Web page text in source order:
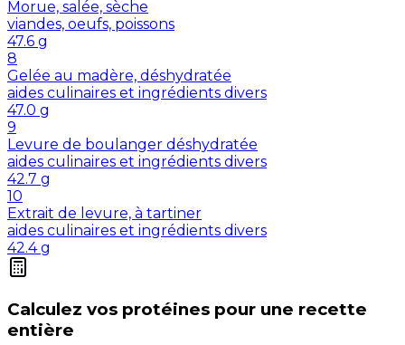
Morue, salée, sèche
viandes, oeufs, poissons
47.6 g
8
Gelée au madère, déshydratée
aides culinaires et ingrédients divers
47.0 g
9
Levure de boulanger déshydratée
aides culinaires et ingrédients divers
42.7 g
10
Extrait de levure, à tartiner
aides culinaires et ingrédients divers
42.4 g
Calculez vos protéines pour une recette
entière